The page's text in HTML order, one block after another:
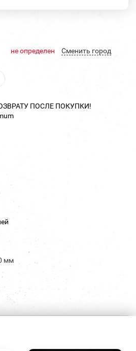
не определен Cменить город
ПОСЛЕ ПОКУПКИ!
мм